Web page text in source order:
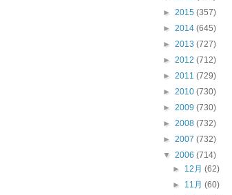
► 2015 (357)
► 2014 (645)
► 2013 (727)
► 2012 (712)
► 2011 (729)
► 2010 (730)
► 2009 (730)
► 2008 (732)
► 2007 (732)
▼ 2006 (714)
► 12月(62)
► 11月(60)